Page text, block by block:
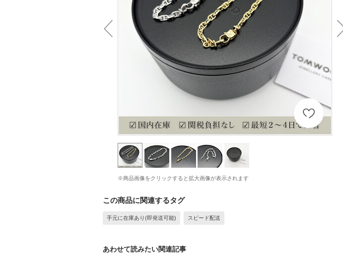
※商品画像をクリックすると拡大画像が表示されます
この商品に関連するタグ
手元に在庫あり(即発送可能) スピード配送
あわせて読みたい関連記事